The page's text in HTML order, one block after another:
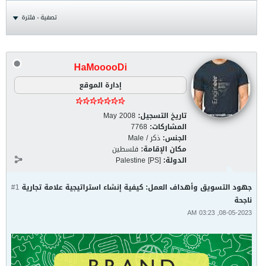
تصفية - فلترة
HaMooooDi
إدارة الموقع
تاريخ التسجيل: May 2008
المشاركات: 7768
الجنس: ذكر / Male
مكان الإقامة: فلسطين
الدولة: Palestine [PS]
#1 جهود التسويق وأهداف العمل: كيفية إنشاء استراتيجية علامة تجارية
ناجحة
08-05-2023, 03:23 AM